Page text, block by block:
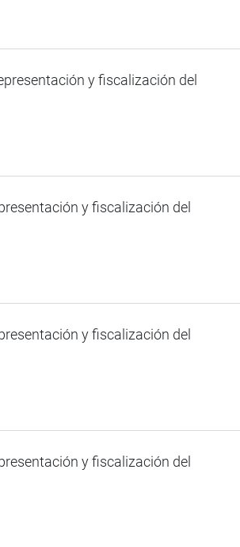
y fiscalización del
y fiscalización del
y fiscalización del
y fiscalización del